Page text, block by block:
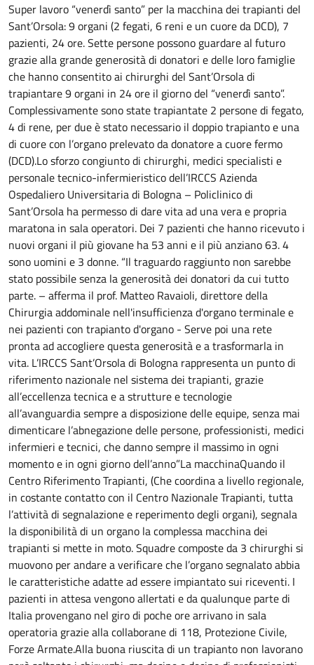
Super lavoro “venerdì santo” per la macchina dei trapianti del
Sant’Orsola: 9 organi (2 fegati, 6 reni e un cuore da DCD), 7
pazienti, 24 ore.Sette persone possono guardare al futuro
grazie alla grande generosità di donatori e delle loro famiglie
che hanno consentito ai chirurghi del Sant’Orsola di
trapiantare 9 organi in 24 ore il giorno del “venerdì santo”.
Complessivamente sono state trapiantate 2 persone di fegato,
4 di rene, per due è stato necessario il doppio trapianto e una
di cuore con l’organo prelevato da donatore a cuore fermo
(DCD).Lo sforzo congiunto di chirurghi, medici specialisti e
personale tecnico-infermieristico dell’IRCCS Azienda
Ospedaliero Universitaria di Bologna – Policlinico di
Sant’Orsola ha permesso di dare vita ad una vera e propria
maratona in sala operatori. Dei 7 pazienti che hanno ricevuto i
nuovi organi il più giovane ha 53 anni e il più anziano 63. 4
sono uomini e 3 donne. “Il traguardo raggiunto non sarebbe
stato possibile senza la generosità dei donatori da cui tutto
parte. – afferma il prof. Matteo Ravaioli, direttore della
Chirurgia addominale nell'insufficienza d'organo terminale e
nei pazienti con trapianto d'organo - Serve poi una rete
pronta ad accogliere questa generosità e a trasformarla in
vita. L’IRCCS Sant’Orsola di Bologna rappresenta un punto di
riferimento nazionale nel sistema dei trapianti, grazie
all’eccellenza tecnica e a strutture e tecnologie
all’avanguardia sempre a disposizione delle equipe, senza mai
dimenticare l’abnegazione delle persone, professionisti, medici
infermieri e tecnici, che danno sempre il massimo in ogni
momento e in ogni giorno dell’anno”La macchinaQuando il
Centro Riferimento Trapianti, (Che coordina a livello regionale,
in costante contatto con il Centro Nazionale Trapianti, tutta
l’attività di segnalazione e reperimento degli organi), segnala
la disponibilità di un organo la complessa macchina dei
trapianti si mette in moto. Squadre composte da 3 chirurghi si
muovono per andare a verificare che l’organo segnalato abbia
le caratteristiche adatte ad essere impiantato sui riceventi. I
pazienti in attesa vengono allertati e da qualunque parte di
Italia provengano nel giro di poche ore arrivano in sala
operatoria grazie alla collaborane di 118, Protezione Civile,
Forze Armate.Alla buona riuscita di un trapianto non lavorano